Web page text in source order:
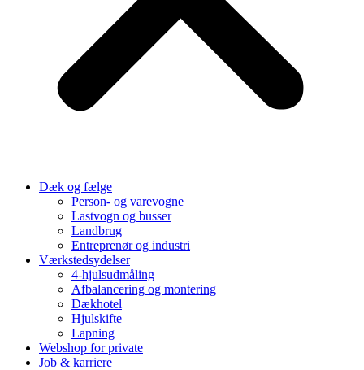
Dæk og fælge
Person- og varevogne
Lastvogn og busser
Landbrug
Entreprenør og industri
Værkstedsydelser
4-hjulsudmåling
Afbalancering og montering
Dækhotel
Hjulskifte
Lapning
Webshop for private
Job & karriere